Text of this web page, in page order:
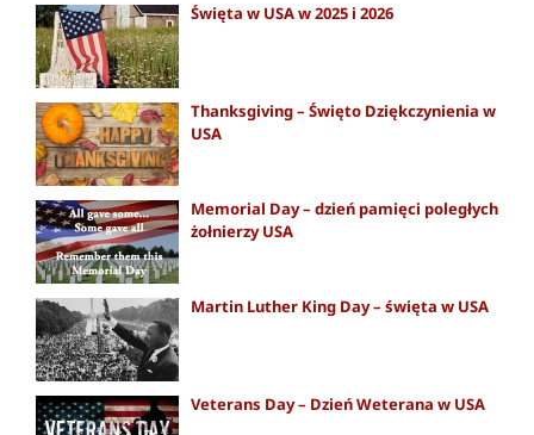
Święta w USA w 2025 i 2026
Thanksgiving – Święto Dziękczynienia w
USA
Memorial Day – dzień pamięci poległych
żołnierzy USA
Martin Luther King Day – święta w USA
Veterans Day – Dzień Weterana w USA